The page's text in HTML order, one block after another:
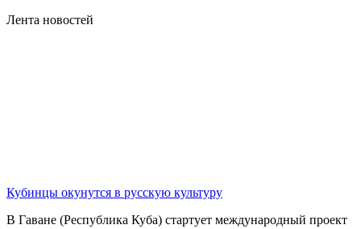
Лента новостей
Кубинцы окунутся в русскую культуру
В Гаване (Республика Куба) стартует международный проект